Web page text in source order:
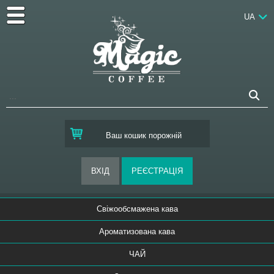
Ваш кошик порожній
UA
Свіжообсмажена кава
Ароматизована кава
ЧАЙ